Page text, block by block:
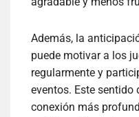
Además, la
puede motivar a los
regularmente y
eventos. Este
conexión más